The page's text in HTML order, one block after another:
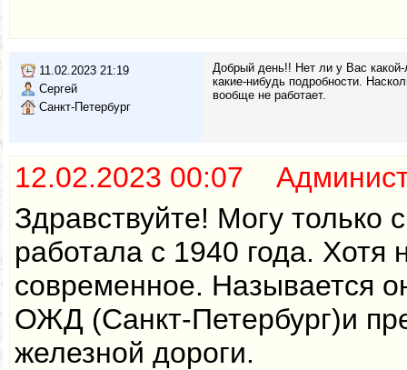
11.02.2023 21:19
Сергей
Санкт-Петербург
Добрый день!! Нет ли у Вас
какие-нибудь подробности.
вообще не работает.
12.02.2023 00:07
Здравствуйте! Могу только
работала с 1940 года.
современное. Называется
ОЖД (Санкт-Петербург)и
железной дороги.